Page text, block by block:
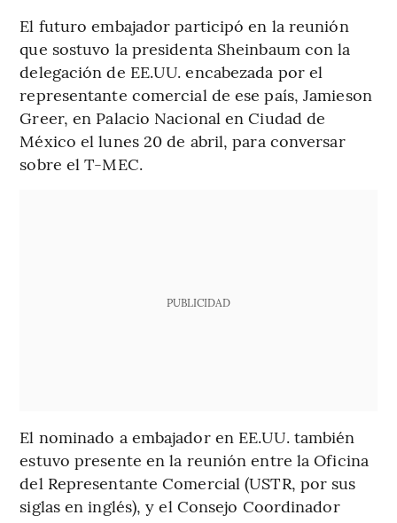
El futuro embajador participó en la reunión
que sostuvo la presidenta Sheinbaum con la
delegación de EE.UU. encabezada por el
representante comercial de ese país, Jamieson
Greer, en Palacio Nacional en Ciudad de
México el lunes 20 de abril, para conversar
sobre el T-MEC.
PUBLICIDAD
El nominado a embajador en EE.UU. también
estuvo presente en la reunión entre la Oficina
del Representante Comercial (USTR, por sus
siglas en inglés), y el Consejo Coordinador